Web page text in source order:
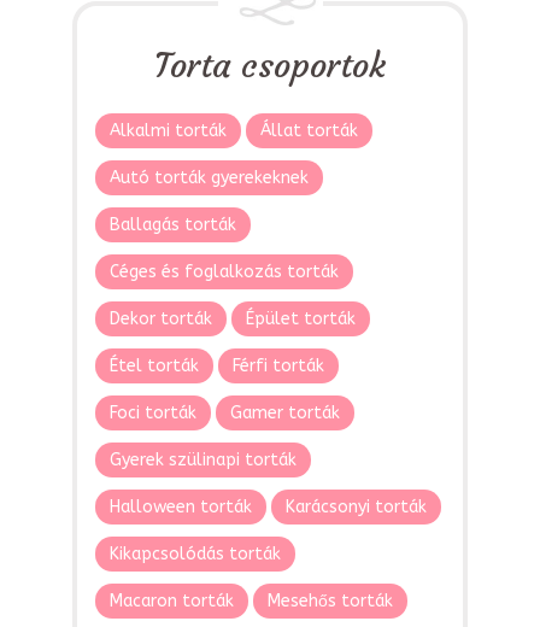
Torta csoportok
Alkalmi torták Állat torták
Autó torták gyerekeknek
Ballagás torták
Céges és foglalkozás torták
Dekor torták Épület torták
Étel torták Férfi torták
Foci torták Gamer torták
Gyerek szülinapi torták
Halloween torták Karácsonyi torták
Kikapcsolódás torták
Macaron torták Mesehős torták